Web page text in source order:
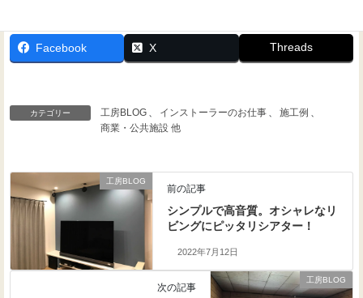
Facebook X Threads
カテゴリー 工房BLOG 、 インストーラーのお仕事 、 施工例 、
商業・公共施設 他
工房BLOG
前の記事
シンプルで高音質。オシャレなリ
ビングにピッタリシアター！
2022年7月12日
工房BLOG
次の記事